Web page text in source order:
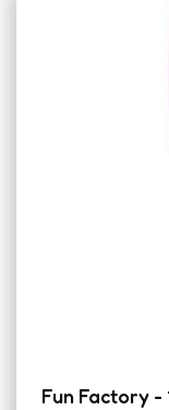
ויברטור פרימיום תוצרת גרמניה ורוד Fun Factory -